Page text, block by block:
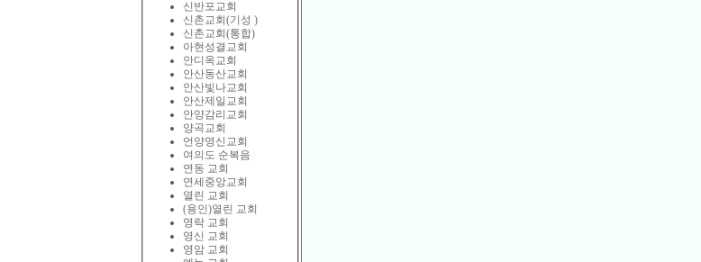
신반포교회
신촌교회(기성 )
신촌교회(통합)
아현성결교회
안디옥교회
안산동산교회
안산빛나교회
안산제일교회
안양감리교회
양곡교회
언양영신교회
여의도 순복음
연동 교회
연세중앙교회
열린 교회
(용인)열린 교회
영락 교회
영신 교회
영암 교회